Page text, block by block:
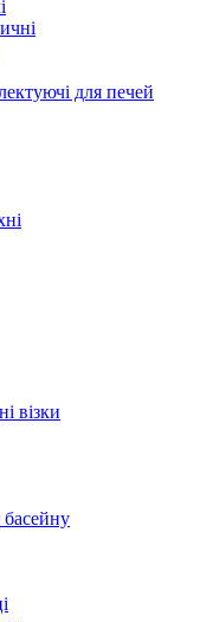
для печей
візки
басейну